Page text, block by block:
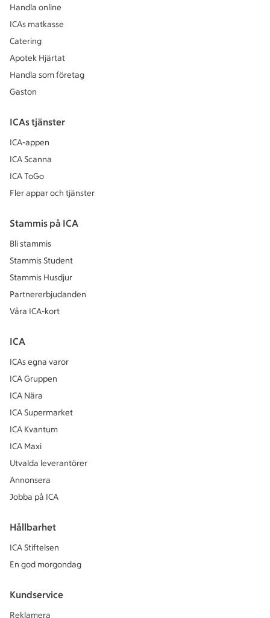
Handla online
ICAs matkasse
Catering
Apotek Hjärtat
Handla som företag
Gaston
ICAs tjänster
ICA-appen
ICA Scanna
ICA ToGo
Fler appar och tjänster
Stammis på ICA
Bli stammis
Stammis Student
Stammis Husdjur
Partnererbjudanden
Våra ICA-kort
ICA
ICAs egna varor
ICA Gruppen
ICA Nära
ICA Supermarket
ICA Kvantum
ICA Maxi
Utvalda leverantörer
Annonsera
Jobba på ICA
Hållbarhet
ICA Stiftelsen
En god morgondag
Kundservice
Reklamera